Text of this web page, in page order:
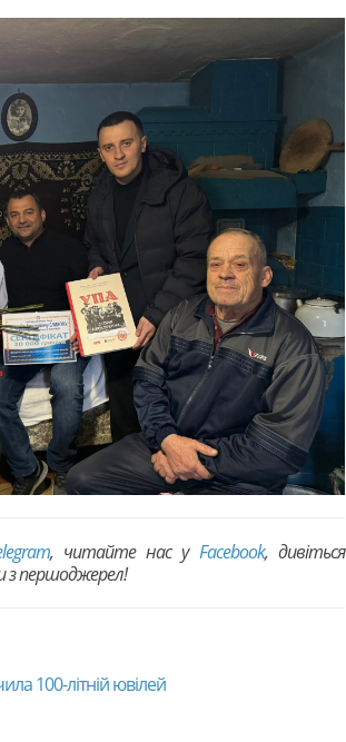
, читайте нас у Facebook, дивіться
з першоджерел!
100-літній ювілей